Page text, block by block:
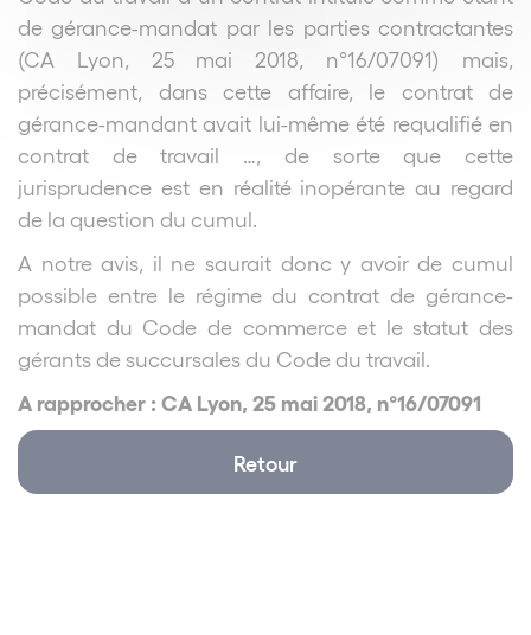
de gérance-mandat par les parties contractantes
(CA Lyon, 25 mai 2018, n°16/07091) mais,
précisément, dans cette affaire, le contrat de
gérance-mandant avait lui-même été requalifié en
contrat de travail …, de sorte que cette
jurisprudence est en réalité inopérante au regard
de la question du cumul.
A notre avis, il ne saurait donc y avoir de cumul
possible entre le régime du contrat de gérance-
mandat du Code de commerce et le statut des
gérants de succursales du Code du travail.
A rapprocher : CA Lyon, 25 mai 2018, n°16/07091
Retour